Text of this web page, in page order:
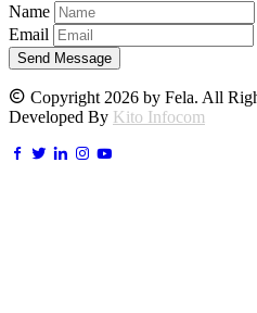
Name
Email
Send Message
Copyright 2026 by Fela. All
Developed By Kito Infocom